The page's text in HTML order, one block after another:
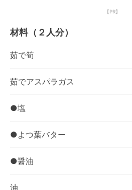
【PR】
材料（２人分）
茹で筍
茹でアスパラガス
●塩
●よつ葉バター
●醤油
油